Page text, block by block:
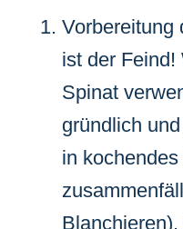
Vorbereitung
ist der Feind!
Spinat
gründlich
in